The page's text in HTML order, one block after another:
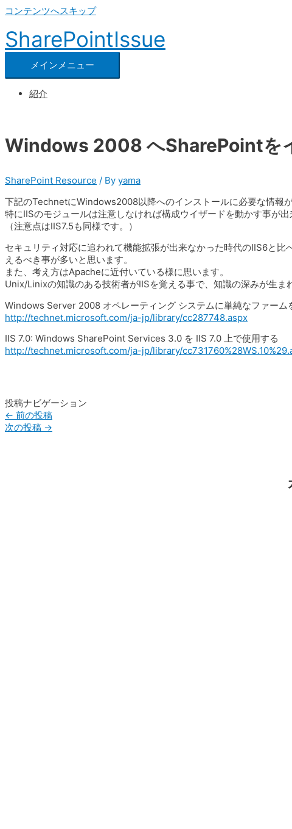
コンテンツへスキップ
SharePointIssue
メインメニュー
紹介
Windows 2008 へSharePointを
SharePoint Resource / By yama
下記のTechnetにWindows2008以降へのインストールに必要な情報が
特にIISのモジュールは注意しなければ構成ウイザードを動かす事が出
（注意点はIIS7.5も同様です。）
セキュリティ対応に追われて機能拡張が出来なかった時代のIIS6と
えるべき事が多いと思います。
また、考え方はApacheに近付いている様に思います。
Unix/Linixの知識のある技術者がIISを覚える事で、知識の深みが生ま
Windows Server 2008 オペレーティング システムに単純なファーム
http://technet.microsoft.com/ja-jp/library/cc287748.aspx
IIS 7.0: Windows SharePoint Services 3.0 を IIS 7.0 上で使用する
http://technet.microsoft.com/ja-jp/library/
投稿ナビゲーション
← 前の投稿
次の投稿 →